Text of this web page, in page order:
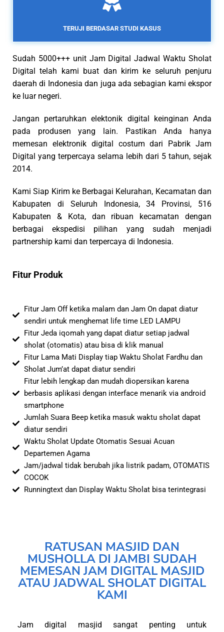
TERUJI BERDASAR STUDI KASUS
Sudah 5000+++ unit Jam Digital Jadwal Waktu Sholat
Digital telah kami buat dan kirim ke seluruh penjuru
daerah di Indonesia dan juga ada sebagian kami ekspor
ke luar negeri.
Jangan pertaruhkan elektonik digital keinginan Anda
pada produsen yang lain. Pastikan Anda hanya
memesan elektronik digital costum dari Pabrik Jam
Digital yang terpercaya selama lebih dari 5 tahun, sejak
2014.
Kami Siap Kirim ke Berbagai Kelurahan, Kecamatan dan
Kabupaten di Seluruh Indonesia, 34 Provinsi, 516
Kabupaten & Kota, dan ribuan kecamatan dengan
berbagai ekspedisi pilihan yang sudah menjadi
partnership kami dan terpercaya di Indonesia.
Fitur Produk
Fitur Jam Off ketika malam dan Jam On dapat diatur
sendiri untuk menghemat life time LED LAMPU
Fitur Jeda iqomah yang dapat diatur setiap jadwal
sholat (otomatis) atau bisa di klik manual
Fitur Lama Mati Display tiap Waktu Sholat Fardhu dan
Sholat Jum’at dapat diatur sendiri
Fitur lebih lengkap dan mudah diopersikan karena
berbasis aplikasi dengan interface menarik via android
smartphone
Jumlah Suara Beep ketika masuk waktu sholat dapat
diatur sendiri
Waktu Sholat Update Otomatis Sesuai Acuan
Departemen Agama
Jam/jadwal tidak berubah jika listrik padam, OTOMATIS
COCOK
Runningtext dan Display Waktu Sholat bisa terintegrasi
RATUSAN MASJID DAN
MUSHOLLA DI JAMBI SUDAH
MEMESAN JAM DIGITAL MASJID
ATAU JADWAL SHOLAT DIGITAL
KAMI
Jam digital masjid sangat penting untuk